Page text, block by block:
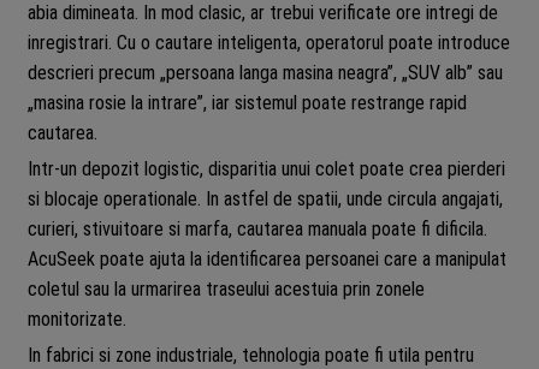
abia dimineata. In mod clasic, ar trebui verificate ore intregi de
inregistrari. Cu o cautare inteligenta, operatorul poate introduce
descrieri precum „persoana langa masina neagra”, „SUV alb” sau
„masina rosie la intrare”, iar sistemul poate restrange rapid
cautarea.
Intr-un depozit logistic, disparitia unui colet poate crea pierderi
si blocaje operationale. In astfel de spatii, unde circula angajati,
curieri, stivuitoare si marfa, cautarea manuala poate fi dificila.
AcuSeek poate ajuta la identificarea persoanei care a manipulat
coletul sau la urmarirea traseului acestuia prin zonele
monitorizate.
In fabrici si zone industriale, tehnologia poate fi utila pentru